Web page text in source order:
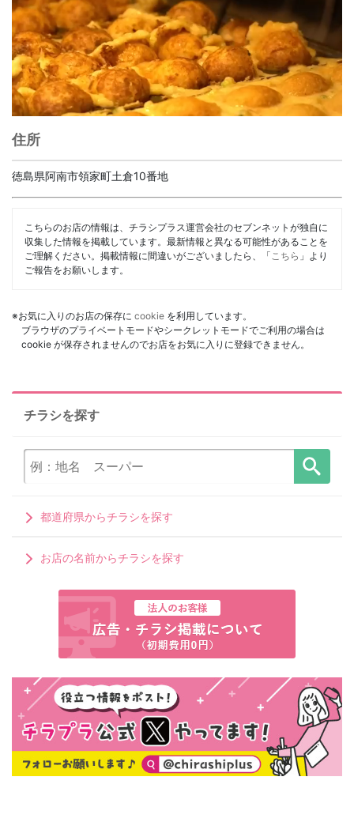
住所
徳島県阿南市領家町土倉10番地
こちらのお店の情報は、チラシプラス運営会社のセブンネットが独自に
収集した情報を掲載しています。最新情報と異なる可能性があることを
ご理解ください。掲載情報に間違いがございましたら、「 こちら 」より
ご報告をお願いします。
※お気に入りのお店の保存に cookie を利用しています。
ブラウザのプライベートモードやシークレットモードでご利用の場合は
cookie が保存されませんのでお店をお気に入りに登録できません。
チラシを探す
都道府県からチラシを探す
お店の名前からチラシを探す